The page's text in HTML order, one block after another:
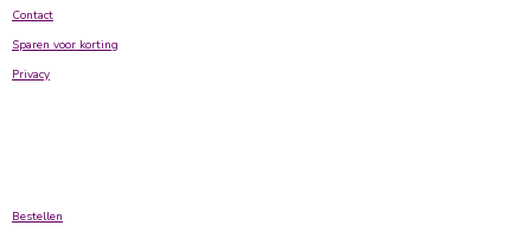
Contact
Sparen voor korting
Privacy
Bestellen